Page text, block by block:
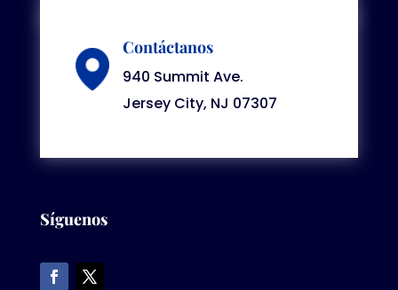
Contáctanos
940 Summit Ave.
Jersey City, NJ 07307
Síguenos